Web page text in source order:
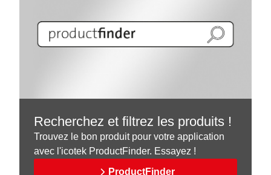
Recherchez et filtrez les produits !
Trouvez le bon produit pour votre application
avec l'icotek ProductFinder. Essayez !
ProductFinder